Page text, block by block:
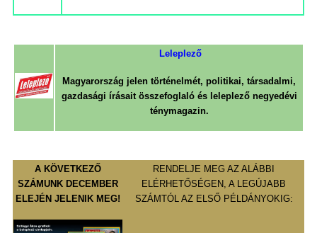
Leleplező
Magyarország jelen történelmét, politikai, társadalmi,
gazdasági írásait összefoglaló és leleplező negyedévi
ténymagazin.
A KÖVETKEZŐ
SZÁMUNK DECEMBER
ELEJÉN JELENIK MEG!
RENDELJE MEG AZ ALÁBBI
ELÉRHETŐSÉGEN, A LEGÚJABB
SZÁMTÓL AZ ELSŐ PÉLDÁNYOKIG: